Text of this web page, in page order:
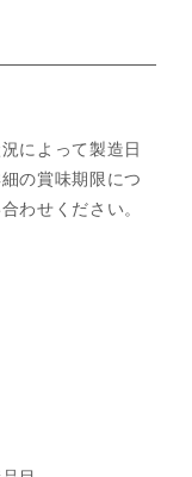
によって製造日
の賞味期限につ
わせください。